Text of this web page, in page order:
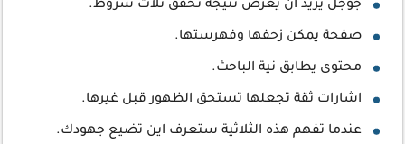
جوجل يريد ان يعرض نتيجة تحقق ثلاث شروط.
صفحة يمكن زحفها وفهرستها.
محتوى يطابق نية الباحث.
اشارات ثقة تجعلها تستحق الظهور قبل غيرها.
عندما تفهم هذه الثلاثية ستعرف اين تضيع جهودك.